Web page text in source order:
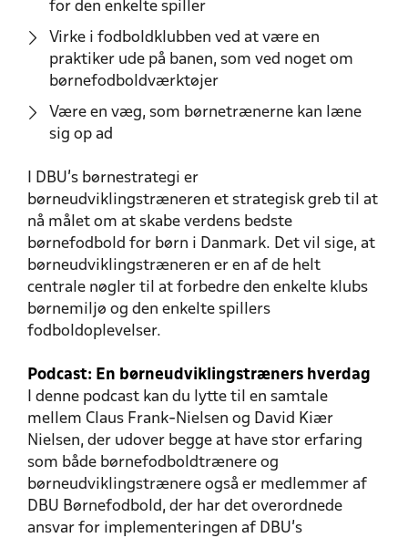
for den enkelte spiller
Virke i fodboldklubben ved at være en
praktiker ude på banen, som ved noget om
børnefodboldværktøjer
Være en væg, som børnetrænerne kan læne
sig op ad
I DBU’s børnestrategi er
børneudviklingstræneren et strategisk greb til at
nå målet om at skabe verdens bedste
børnefodbold for børn i Danmark. Det vil sige, at
børneudviklingstræneren er en af de helt
centrale nøgler til at forbedre den enkelte klubs
børnemiljø og den enkelte spillers
fodboldoplevelser.
Podcast: En børneudviklingstræners hverdag
I denne podcast kan du lytte til en samtale
mellem Claus Frank-Nielsen og David Kiær
Nielsen, der udover begge at have stor erfaring
som både børnefodboldtrænere og
børneudviklingstrænere også er medlemmer af
DBU Børnefodbold, der har det overordnede
ansvar for implementeringen af DBU's